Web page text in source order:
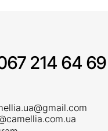
214 64 69